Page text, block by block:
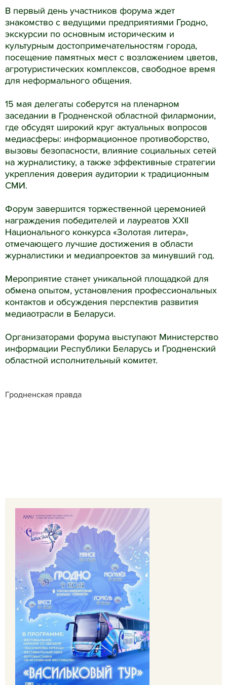
В первый день участников форума ждет
знакомство с ведущими предприятиями Гродно,
экскурсии по основным историческим и
культурным достопримечательностям города,
посещение памятных мест с возложением цветов,
агротуристических комплексов, свободное время
для неформального общения.
15 мая делегаты соберутся на пленарном
заседании в Гродненской областной филармонии,
где обсудят широкий круг актуальных вопросов
медиасферы: информационное противоборство,
вызовы безопасности, влияние социальных сетей
на журналистику, а также эффективные стратегии
укрепления доверия аудитории к традиционным
СМИ.
Форум завершится торжественной церемонией
награждения победителей и лауреатов XXII
Национального конкурса «Золотая литера»,
отмечающего лучшие достижения в области
журналистики и медиапроектов за минувший год.
Мероприятие станет уникальной площадкой для
обмена опытом, установления профессиональных
контактов и обсуждения перспектив развития
медиаотрасли в Беларуси.
Организаторами форума выступают Министерство
информации Республики Беларусь и Гродненский
областной исполнительный комитет.
Гродненская правда